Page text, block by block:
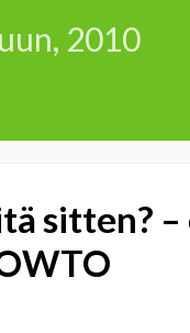
2010
sitten?